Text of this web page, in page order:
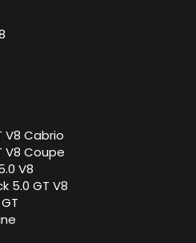
V8 Cabrio
V8 Coupe
V8
5.0 GT V8